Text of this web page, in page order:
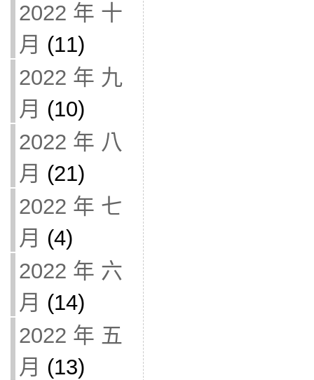
2022 年 十
月 (11)
2022 年 九
月 (10)
2022 年 八
月 (21)
2022 年 七
月 (4)
2022 年 六
月 (14)
2022 年 五
月 (13)